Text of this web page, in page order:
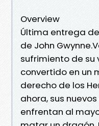
Overview
Última entrega
de John
sufrimiento de su
convertido en un
derecho de los
ahora, sus
enfrentan al